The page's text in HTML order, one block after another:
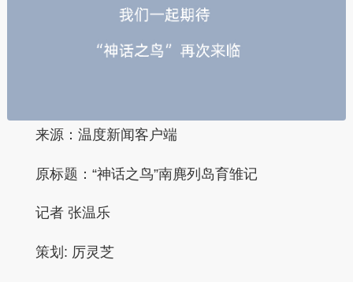
来源：温度新闻客户端
原标题： “神话之鸟”南麂列岛育雏记
记者 张温乐
策划: 厉灵芝